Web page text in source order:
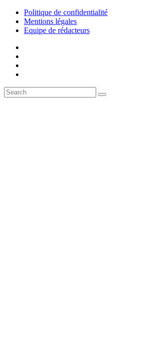
Politique de confidentialité
Mentions légales
Equipe de rédacteurs